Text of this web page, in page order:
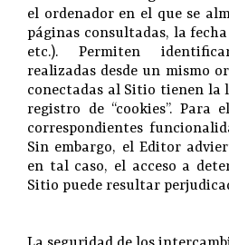
el ordenador en el que se
páginas consultadas, la
etc.). Permiten
realizadas desde un mismo
conectadas al Sitio tienen la
registro de “cookies”.
correspondientes
Sin embargo, el Editor
en tal caso, el acceso a
Sitio puede resultar